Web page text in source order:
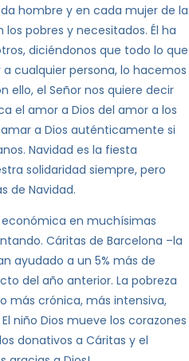
hombre y en cada mujer de la
pobres y necesitados. Él ha
diciéndonos que todo lo que
cualquier persona, lo hacemos
ello, el Señor nos quiere decir
el amor a Dios del amor a los
a Dios auténticamente si
Navidad es la fiesta
solidaridad siempre, pero
de Navidad.
económica en muchísimas
Cáritas de Barcelona –la
ayudado a un 5% más de
del año anterior. La pobreza
más crónica, más intensiva,
niño Dios mueve los corazones
donativos a Cáritas y el